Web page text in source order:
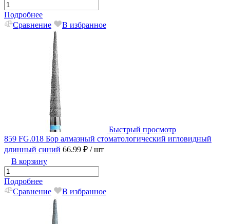
Подробнее
Сравнение
В избранное
Быстрый просмотр
859 FG.018 Бор алмазный стоматологический игловидный
длинный синий 66.99 ₽ / шт
В корзину
Подробнее
Сравнение
В избранное